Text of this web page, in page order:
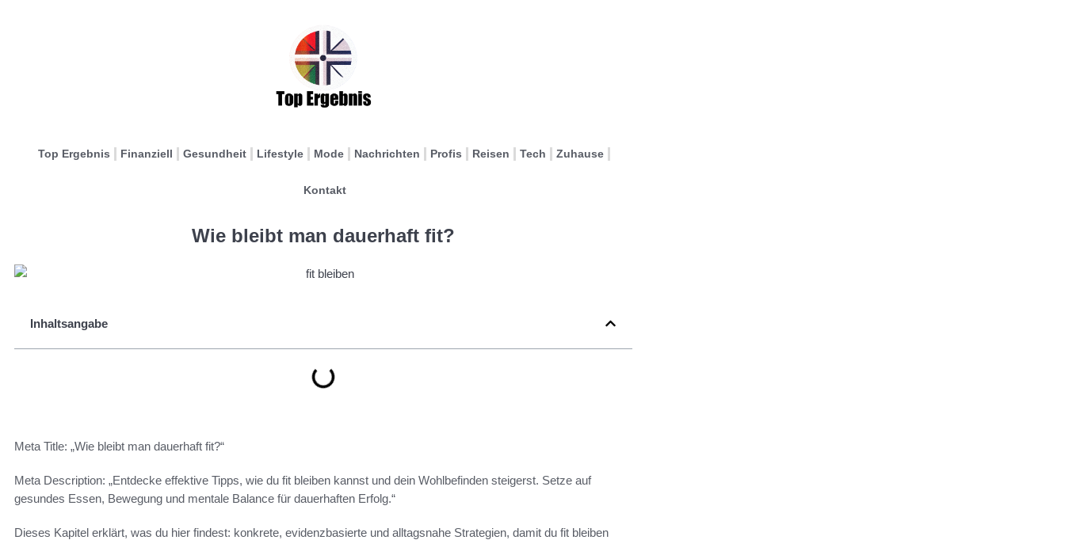
Top Ergebnis Finanziell Gesundheit Lifestyle Mode Nachrichten Profis Reisen Tech Zuhause
Kontakt
Wie bleibt man dauerhaft fit?
Inhaltsangabe
Meta Title: „Wie bleibt man dauerhaft fit?“
Meta Description: „Entdecke effektive Tipps, wie du fit bleiben kannst und dein Wohlbefinden steigerst. Setze auf
gesundes Essen, Bewegung und mentale Balance für dauerhaften Erfolg.“
Dieses Kapitel erklärt, was du hier findest: konkrete, evidenzbasierte und alltagsnahe Strategien, damit du fit bleiben